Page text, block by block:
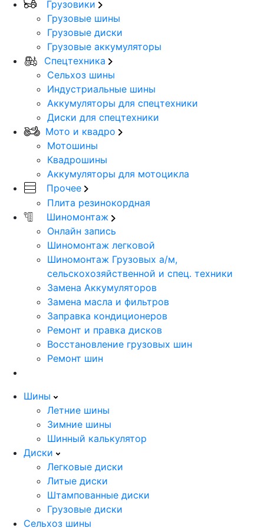
Грузовики
Грузовые шины
Грузовые диски
Грузовые аккумуляторы
Спецтехника
Сельхоз шины
Индустриальные шины
Аккумуляторы для спецтехники
Диски для спецтехники
Мото и квадро
Мотошины
Квадрошины
Аккумуляторы для мотоцикла
Прочее
Плита резинокордная
Шиномонтаж
Онлайн запись
Шиномонтаж легковой
Шиномонтаж Грузовых а/м,
сельскохозяйственной и спец. техники
Замена Аккумуляторов
Замена масла и фильтров
Заправка кондиционеров
Ремонт и правка дисков
Восстановление грузовых шин
Ремонт шин
Шины
Летние шины
Зимние шины
Шинный калькулятор
Диски
Легковые диски
Литые диски
Штампованные диски
Грузовые диски
Сельхоз шины